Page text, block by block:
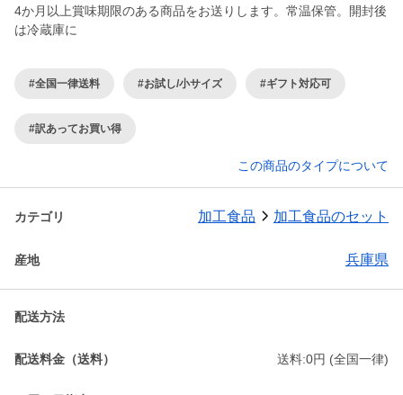
4か月以上賞味期限のある商品をお送りします。常温保管。開封後
は冷蔵庫に
#全国一律送料 #お試し/小サイズ #ギフト対応可
#訳あってお買い得
この商品のタイプについて
カテゴリ 加工食品 加工食品のセット
産地 兵庫県
配送方法
配送料金（送料） 送料:0円 (全国一律)